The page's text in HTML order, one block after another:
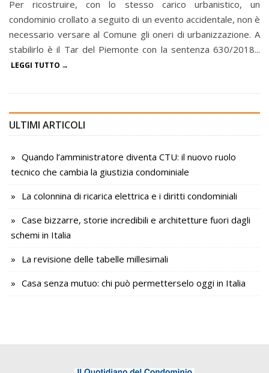
Per ricostruire, con lo stesso carico urbanistico, un
condominio crollato a seguito di un evento accidentale, non è
necessario versare al Comune gli oneri di urbanizzazione. A
stabilirlo è il Tar del Piemonte con la sentenza 630/2018...
LEGGI TUTTO
ULTIMI ARTICOLI
Quando l’amministratore diventa CTU: il nuovo ruolo
tecnico che cambia la giustizia condominiale
La colonnina di ricarica elettrica e i diritti condominiali
Case bizzarre, storie incredibili e architetture fuori dagli
schemi in Italia
La revisione delle tabelle millesimali
Casa senza mutuo: chi può permetterselo oggi in Italia